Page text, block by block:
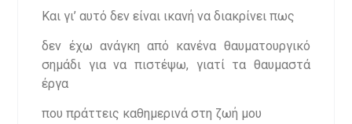
Και γι’ αυτό δεν είναι ικανή να διακρίνει πως
δεν έχω ανάγκη από κανένα θαυματουργικό
σημάδι για να πιστέψω, γιατί τα θαυμαστά
έργα
που πράττεις καθημερινά στη ζωή μου